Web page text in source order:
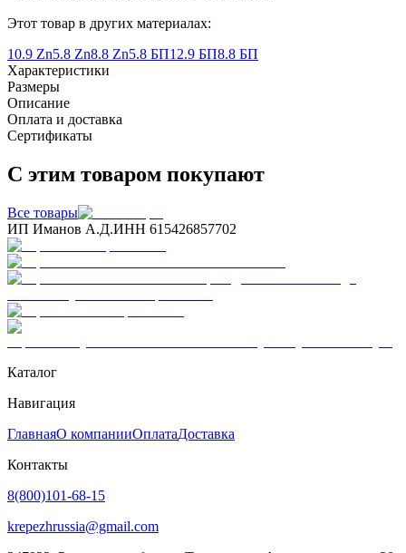
Этот товар в других материалах:
10.9 Zn5.8 Zn8.8 Zn5.8 БП12.9 БП8.8 БП
Характеристики
Размеры
Описание
Оплата и доставка
Сертификаты
С этим товаром покупают
Все товары
ИП Иманов А.Д.ИНН 615426857702
Каталог
Навигация
ГлавнаяО компанииОплатаДоставка
Контакты
8(800)101-68-15
krepezhrussia@gmail.com